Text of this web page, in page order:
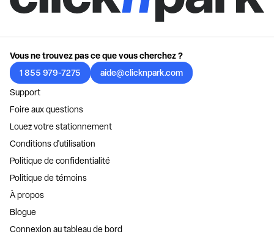
Vous ne trouvez pas ce que vous cherchez ?
1 855 979-7275
aide@clicknpark.com
Support
Foire aux questions
Louez votre stationnement
Conditions d'utilisation
Politique de confidentialité
Politique de témoins
À propos
Blogue
Connexion au tableau de bord